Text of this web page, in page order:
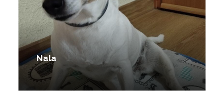
Nala